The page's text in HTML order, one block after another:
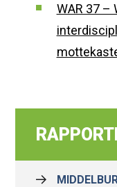
WAR 37 –